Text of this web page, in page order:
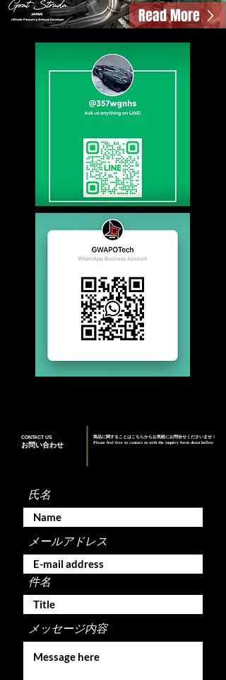
Read More
お問い合わせ
CONTACT US
商品に関することはこちらからお気軽にお問合せくださいませ！
Please feel free to contact us with the inquiry form down bellow
氏名
メールアドレス
件名
メッセージ内容